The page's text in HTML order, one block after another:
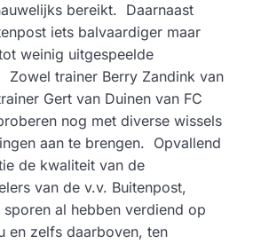
bereikt. Daarnaast
iets balvaardiger maar
weinig uitgespeelde
Zowel trainer Berry Zandink van
Gert van Duinen van FC
nog met diverse wissels
aan te brengen. Opvallend
de kwaliteit van de
van de v.v. Buitenpost,
sporen al hebben verdiend op
en zelfs daarboven, ten